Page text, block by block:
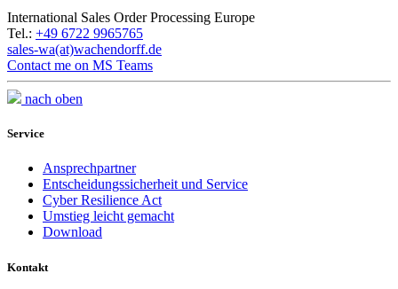
International Sales Order Processing Europe
Tel.: +49 6722 9965765
sales-wa(at)wachendorff.de
Contact me on MS Teams
nach oben
Service
Ansprechpartner
Entscheidungssicherheit und Service
Cyber Resilience Act
Umstieg leicht gemacht
Download
Kontakt